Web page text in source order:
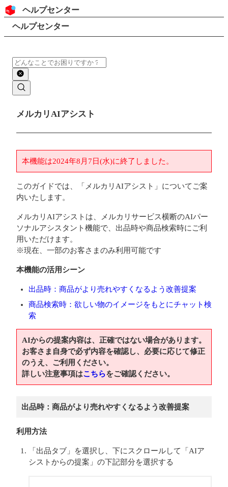
コンテンツにスキップ
ヘッダー
ヘルプセンター
検索
パンくずリスト
ヘルプセンター
検索
メインコンテンツ
メルカリAIアシスト
本機能は2024年8月7日(水)に終了しました。
このガイドでは、「メルカリAIアシスト」についてご案
内いたします。
メルカリAIアシストは、メルカリサービス横断のAIパー
ソナルアシスタント機能で、出品時や商品検索時にご利
用いただけます。
※現在、一部のお客さまのみ利用可能です
本機能の活用シーン
出品時：商品がより売れやすくなるよう改善提案
商品検索時：欲しい物のイメージをもとにチャット検
索
AIからの提案内容は、正確ではない場合があります。
お客さま自身で必ず内容を確認し、必要に応じて修正
のうえ、ご利用ください。
詳しい注意事項はこちらをご確認ください。
出品時：商品がより売れやすくなるよう改善提案
利用方法
「出品タブ」を選択し、下にスクロールして「AIア
シストからの提案」の下記部分を選択する